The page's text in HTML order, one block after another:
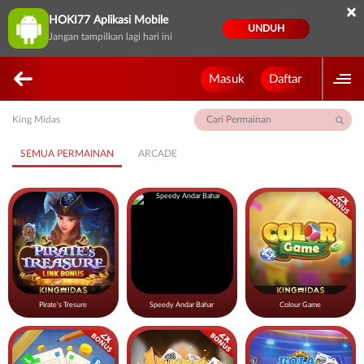
HOKI77 Aplikasi Mobile
Jangan tampilkan lagi hari ini
UNDUH
×
Masuk Daftar
King Midas
SEMUA PERMAINAN ARCADE
Pirate's Tresure Speedy Andar Bahar Colour Game